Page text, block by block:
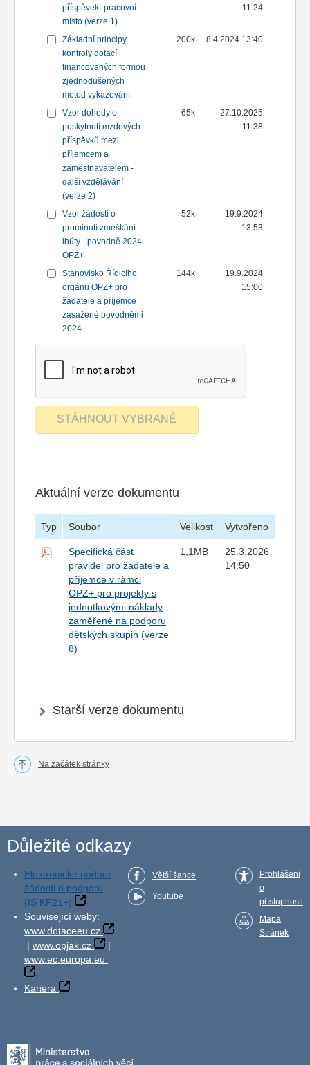
příspěvek_pracovní
místo (verze 1)
11:24
Základní principy
kontroly dotací
financovaných formou
zjednodušených
metod vykazování
200k 8.4.2024 13:40
Vzor dohody o
poskytnutí mzdových
příspěvků mezi
příjemcem a
zaměstnavatelem -
další vzdělávání
(verze 2)
65k
27.10.2025
11:38
Vzor žádosti o
prominutí zmeškání
lhůty - povodně 2024
OPZ+
52k
19.9.2024
13:53
Stanovisko Řídicího
orgánu OPZ+ pro
žadatele a příjemce
zasažené povodněmi
2024
144k
19.9.2024
15:00
Aktuální verze dokumentu
Typ Soubor Velikost Vytvořeno
Specifická část
pravidel pro žadatele a
příjemce v rámci
OPZ+ pro projekty s
jednotkovými náklady
zaměřené na podporu
dětských skupin (verze
8)
1,1MB
25.3.2026
14:50
Starší verze dokumentu
Na začátek stránky
Důležité odkazy
Elektronické podání
žádosti o podporu
(IS KP21+)
Související weby:
www.dotaceeu.cz
| www.opjak.cz
|
www.ec.europa.eu
Kariéra
Větší šance
Youtube
Prohlášení
o
přístupnosti
Mapa
Stránek